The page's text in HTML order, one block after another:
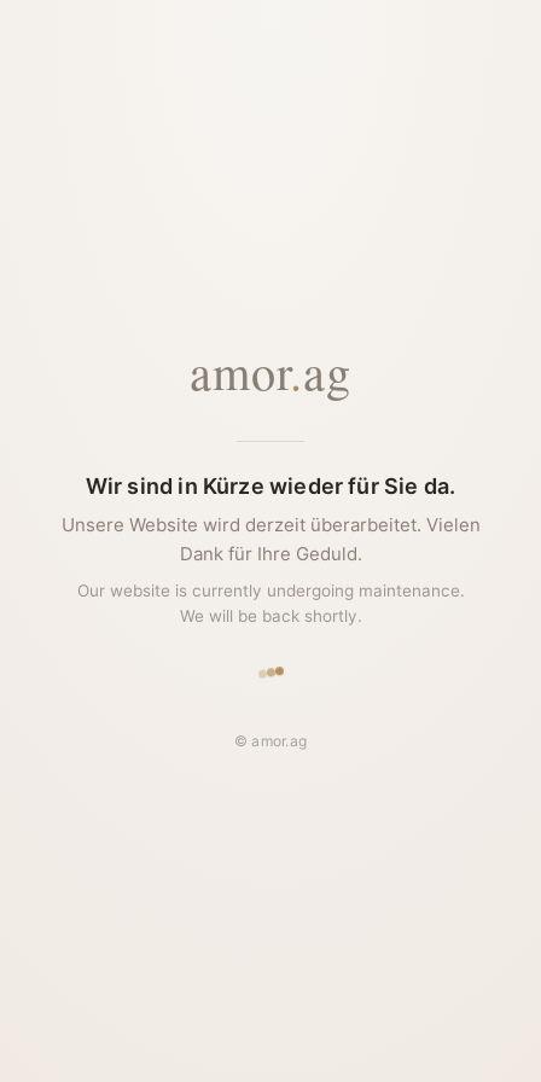
amor.ag
Wir sind in Kürze wieder für Sie da.
Unsere Website wird derzeit überarbeitet. Vielen
Dank für Ihre Geduld.
Our website is currently undergoing maintenance.
We will be back shortly.
© amor.ag